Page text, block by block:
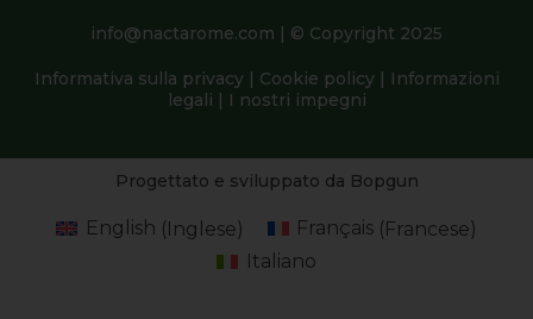
info@nactarome.com | © Copyright 2025
Informativa sulla privacy| Cookie policy| Informazioni
legali | I nostri impegni
Progettato e sviluppato da Bopgun
English (Inglese) Français(Francese)
Italiano